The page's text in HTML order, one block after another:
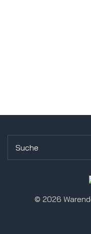
© 2026